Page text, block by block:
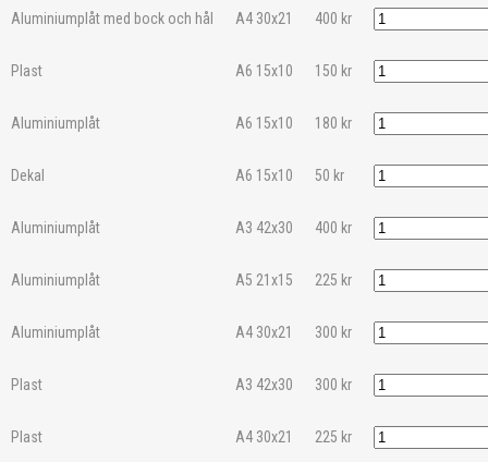
Aluminiumplåt med bock och hål A4 30x21 400 kr
Plast A6 15x10 150 kr
Aluminiumplåt A6 15x10 180 kr
Dekal A6 15x10 50 kr
Aluminiumplåt A3 42x30 400 kr
Aluminiumplåt A5 21x15 225 kr
Aluminiumplåt A4 30x21 300 kr
Plast A3 42x30 300 kr
Plast A4 30x21 225 kr